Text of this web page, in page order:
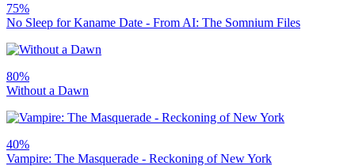
75%
No Sleep for Kaname Date - From AI: The Somnium Files
80%
Without a Dawn
40%
Vampire: The Masquerade - Reckoning of New York